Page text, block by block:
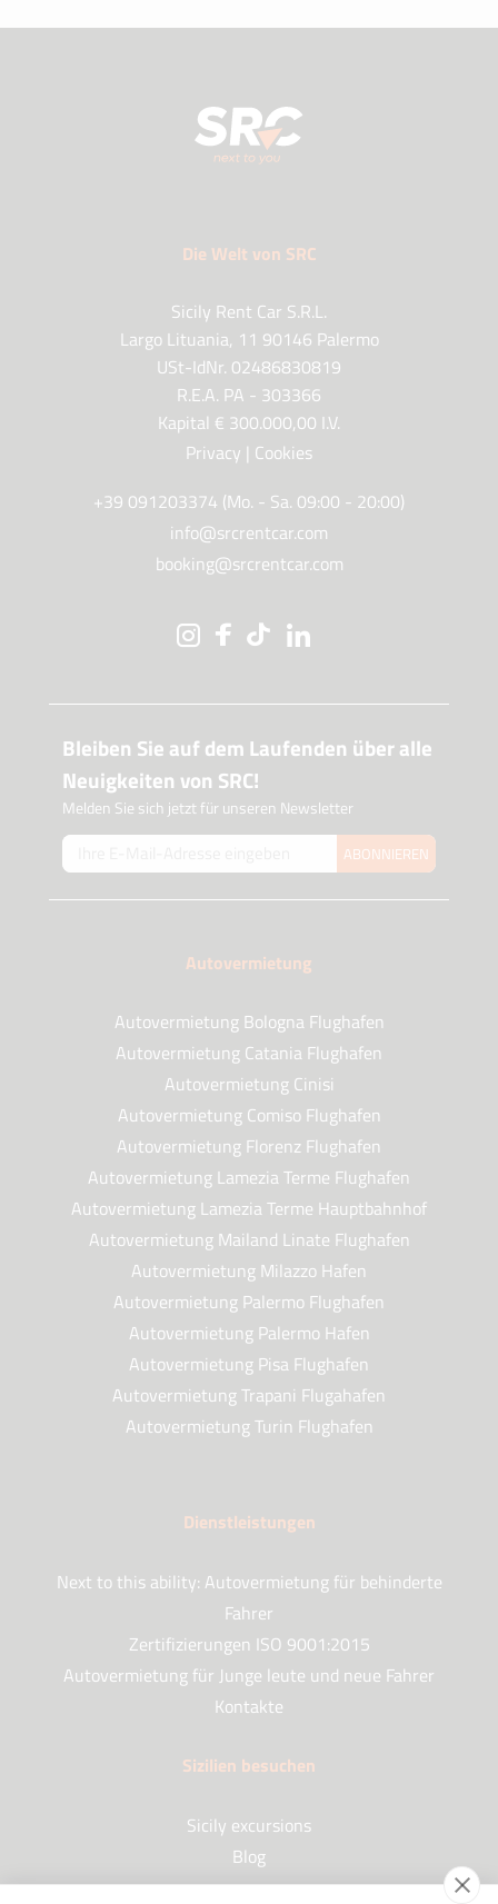
Die Welt von SRC
Sicily Rent Car S.R.L.
Largo Lituania, 11 90146 Palermo
USt-IdNr. 02486830819
R.E.A. PA - 303366
Kapital € 300.000,00 I.V.
Privacy | Cookies
+39 091203374 (Mo. - Sa. 09:00 - 20:00)
info@srcrentcar.com
booking@srcrentcar.com
Bleiben Sie auf dem Laufenden über alle
Neuigkeiten von SRC!
Melden Sie sich jetzt für unseren Newsletter
ABONNIEREN
Autovermietung
Autovermietung Bologna Flughafen
Autovermietung Catania Flughafen
Autovermietung Cinisi
Autovermietung Comiso Flughafen
Autovermietung Florenz Flughafen
Autovermietung Lamezia Terme Flughafen
Autovermietung Lamezia Terme Hauptbahnhof
Autovermietung Mailand Linate Flughafen
Autovermietung Milazzo Hafen
Autovermietung Palermo Flughafen
Autovermietung Palermo Hafen
Autovermietung Pisa Flughafen
Autovermietung Trapani Flugahafen
Autovermietung Turin Flughafen
Dienstleistungen
Next to this ability: Autovermietung für behinderte
Fahrer
Zertifizierungen ISO 9001:2015
Autovermietung für Junge leute und neue Fahrer
Kontakte
Sizilien besuchen
Sicily excursions
Blog